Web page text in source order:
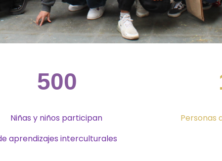
500
Niñas y niños participan
aprendizajes interculturales
Personas